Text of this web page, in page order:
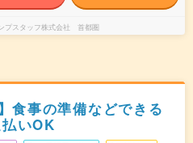
プスタッフ株式会社 首都圏
食事の準備などできる
いOK